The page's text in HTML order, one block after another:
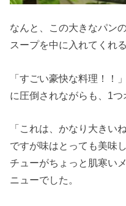
なんと、この大きなパン
スープを中に入れてくれ
「すごい豪快な料理！！
に圧倒されながらも、1つ
「これは、かなり大きい
ですが味はとっても美味
チューがちょっと肌寒い
ニューでした。